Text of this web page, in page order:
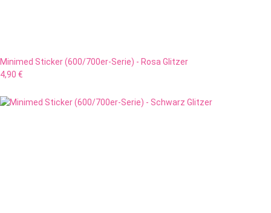
Minimed Sticker (600/700er-Serie) - Rosa Glitzer
4,90 €